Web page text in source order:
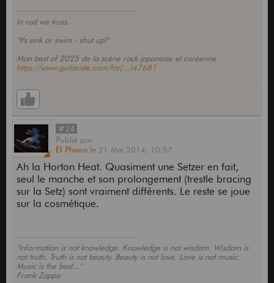
In rod we truss.
"It's sink or swim - shut up!"
Mon best of 2025 de la scène rock japonaise et coréenne
https://www.guitariste.com/for(...)47681
#24
Publié par
El Phaco le 21 Mai 2014, 10:57
Ah la Horton Heat. Quasiment une Setzer en fait,
seul le manche et son prolongement (trestle bracing
sur la Setz) sont vraiment différents. Le reste se joue
sur la cosmétique.
"Information is not knowledge. Knowledge is not wisdom. Wisdom is
not truth. Truth is not beauty. Beauty is not love. Love is not music.
Music is the best..."
Frank Zappa